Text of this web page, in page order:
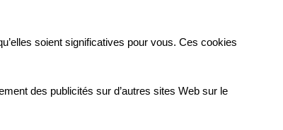
soient significatives pour vous. Ces cookies
des publicités sur d’autres sites Web sur le